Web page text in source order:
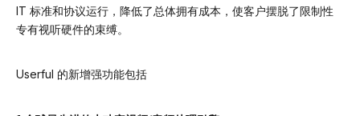
IT 标准和协议运行，降低了总体拥有成本，使客户摆脱了限制性
专有视听硬件的束缚。
Userful 的新增强功能包括